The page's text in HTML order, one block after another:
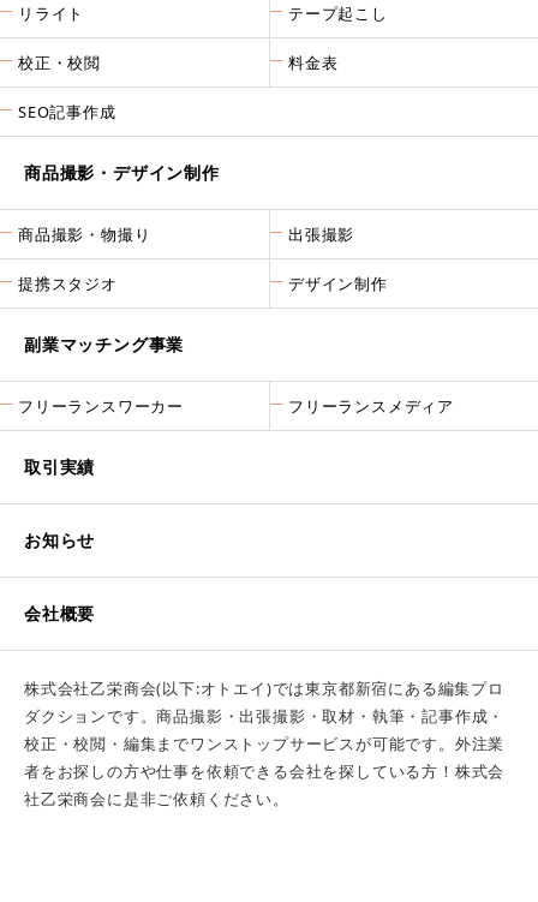
リライト テープ起こし
校正・校閲 料金表
SEO記事作成
商品撮影・デザイン制作
商品撮影・物撮り 出張撮影
提携スタジオ デザイン制作
副業マッチング事業
フリーランスワーカー フリーランスメディア
取引実績
お知らせ
会社概要
株式会社乙栄商会(以下:オトエイ)では東京都新宿にある編集プロ
ダクションです。商品撮影・出張撮影・取材・執筆・記事作成・
校正・校閲・編集までワンストップサービスが可能です。外注業
者をお探しの方や仕事を依頼できる会社を探している方！株式会
社乙栄商会に是非ご依頼ください。